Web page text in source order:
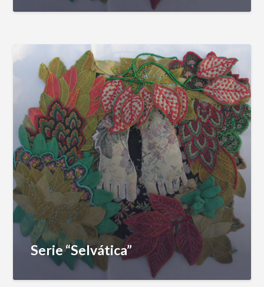
Serie “Selvática”